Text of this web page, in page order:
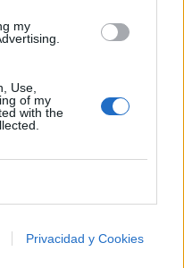
my
Use,
of my
with the
Privacidad y Cookies
selección de
cósmicas para
Desconecta, mira